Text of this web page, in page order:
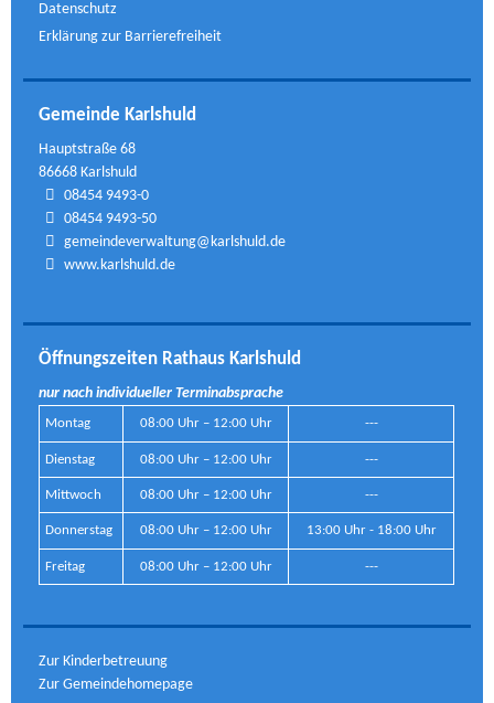
Datenschutz
Erklärung zur Barrierefreiheit
Gemeinde Karlshuld
Hauptstraße 68
86668 Karlshuld
08454 9493-0
08454 9493-50
gemeindeverwaltung@karlshuld.de
www.karlshuld.de
Öffnungszeiten Rathaus Karlshuld
nur nach individueller Terminabsprache
Montag 08:00 Uhr – 12:00 Uhr ---
Dienstag 08:00 Uhr – 12:00 Uhr ---
Mittwoch 08:00 Uhr – 12:00 Uhr ---
Donnerstag 08:00 Uhr – 12:00 Uhr 13:00 Uhr - 18:00 Uhr
Freitag 08:00 Uhr – 12:00 Uhr ---
Zur Kinderbetreuung
Zur Gemeindehomepage